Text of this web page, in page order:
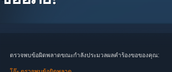
ตรวจพบข้อผิดพลาดขณะกำลังประมวลผลคำร้องขอของคุณ: